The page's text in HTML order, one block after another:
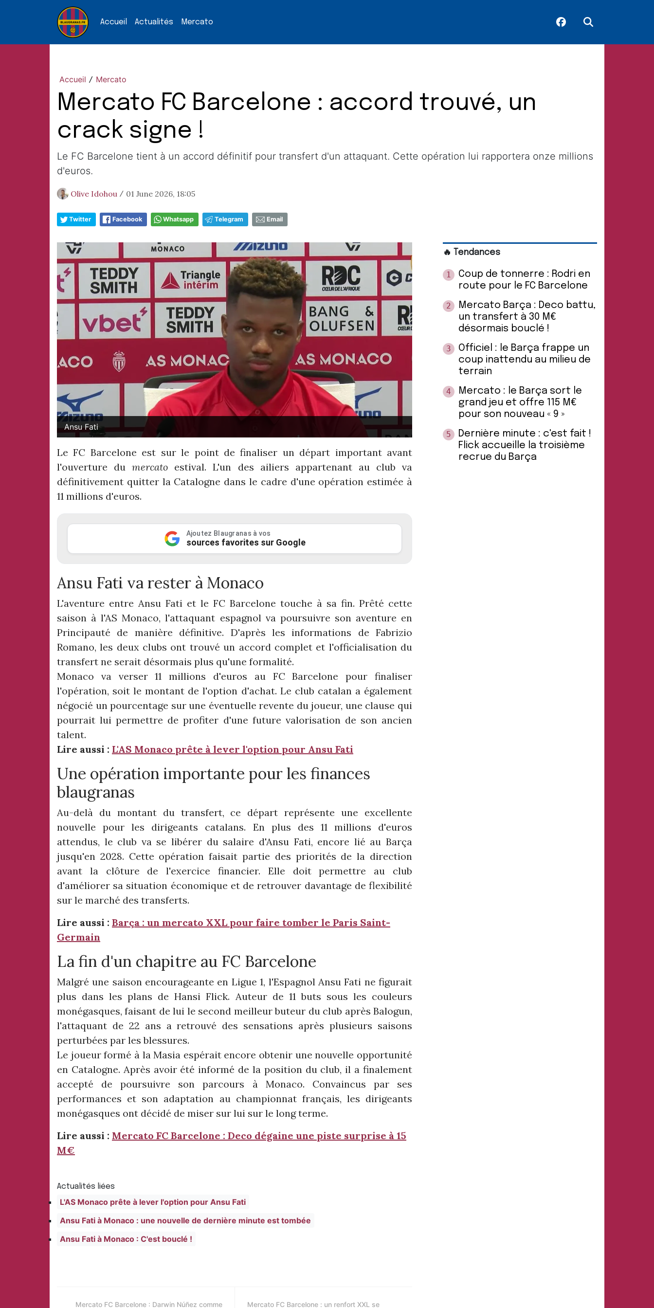
Accueil Actualités Mercato
Accueil / Mercato
Mercato FC Barcelone : accord trouvé, un
crack signe !
Le FC Barcelone tient à un accord définitif pour transfert d'un attaquant. Cette opération lui rapportera onze millions
d'euros.
Olive Idohou / 01 June 2026, 18:05
Twitter Facebook Whatsapp Telegram Email
Ansu Fati
Le FC Barcelone est sur le point de finaliser un départ important avant
l'ouverture dumercato estival. L'un des ailiers appartenant au club va
définitivement quitter la Catalogne dans le cadre d'une opération estimée à
11 millions d'euros.
Ajoutez Blaugranas à vos
sources favorites sur Google
Ansu Fati va rester à Monaco
L'aventure entre Ansu Fati et le FC Barcelone touche à sa fin. Prêté cette
saison à l'AS Monaco, l'attaquant espagnol va poursuivre son aventure en
Principauté de manière définitive. D'après les informations de Fabrizio
Romano, les deux clubs ont trouvé un accord complet et l'officialisation du
transfert ne serait désormais plus qu'une formalité.
Monaco va verser 11 millions d'euros au FC Barcelone pour finaliser
l'opération, soit le montant de l'option d'achat. Le club catalan a également
négocié un pourcentage sur une éventuelle revente du joueur, une clause qui
pourrait lui permettre de profiter d'une future valorisation de son ancien
talent.
Lire aussi : L'AS Monaco prête à lever l'option pour Ansu Fati
Une opération importante pour les finances
blaugranas
Au-delà du montant du transfert, ce départ représente une excellente
nouvelle pour les dirigeants catalans. En plus des 11 millions d'euros
attendus, le club va se libérer du salaire d'Ansu Fati, encore lié au Barça
jusqu'en 2028. Cette opération faisait partie des priorités de la direction
avant la clôture de l'exercice financier. Elle doit permettre au club
d'améliorer sa situation économique et de retrouver davantage de flexibilité
sur le marché des transferts.
Lire aussi : Barça : un mercato XXL pour faire tomber le Paris Saint-
Germain
La fin d'un chapitre au FC Barcelone
Malgré une saison encourageante en Ligue 1, l'Espagnol Ansu Fati ne figurait
plus dans les plans de Hansi Flick. Auteur de 11 buts sous les couleurs
monégasques, faisant de lui le second meilleur buteur du club après Balogun,
l'attaquant de 22 ans a retrouvé des sensations après plusieurs saisons
perturbées par les blessures.
Le joueur formé à la Masia espérait encore obtenir une nouvelle opportunité
en Catalogne. Après avoir été informé de la position du club, il a finalement
accepté de poursuivre son parcours à Monaco. Convaincus par ses
performances et son adaptation au championnat français, les dirigeants
monégasques ont décidé de miser sur lui sur le long terme.
Lire aussi : Mercato FC Barcelone : Deco dégaine une piste surprise à 15
M€
Actualités liées
L'AS Monaco prête à lever l'option pour Ansu Fati
Ansu Fati à Monaco : une nouvelle de dernière minute est tombée
Ansu Fati à Monaco : C'est bouclé !
Mercato FC Barcelone : Darwin Núñez comme Mercato FC Barcelone : un renfort XXL se
🔥 Tendances
1
Coup de tonnerre : Rodri en
route pour le FC Barcelone
2
Mercato Barça : Deco battu,
un transfert à 30 M€
désormais bouclé !
3
Officiel : le Barça frappe un
coup inattendu au milieu de
terrain
4
Mercato : le Barça sort le
grand jeu et offre 115 M€
pour son nouveau « 9 »
5
Dernière minute : c'est fait !
Flick accueille la troisième
recrue du Barça